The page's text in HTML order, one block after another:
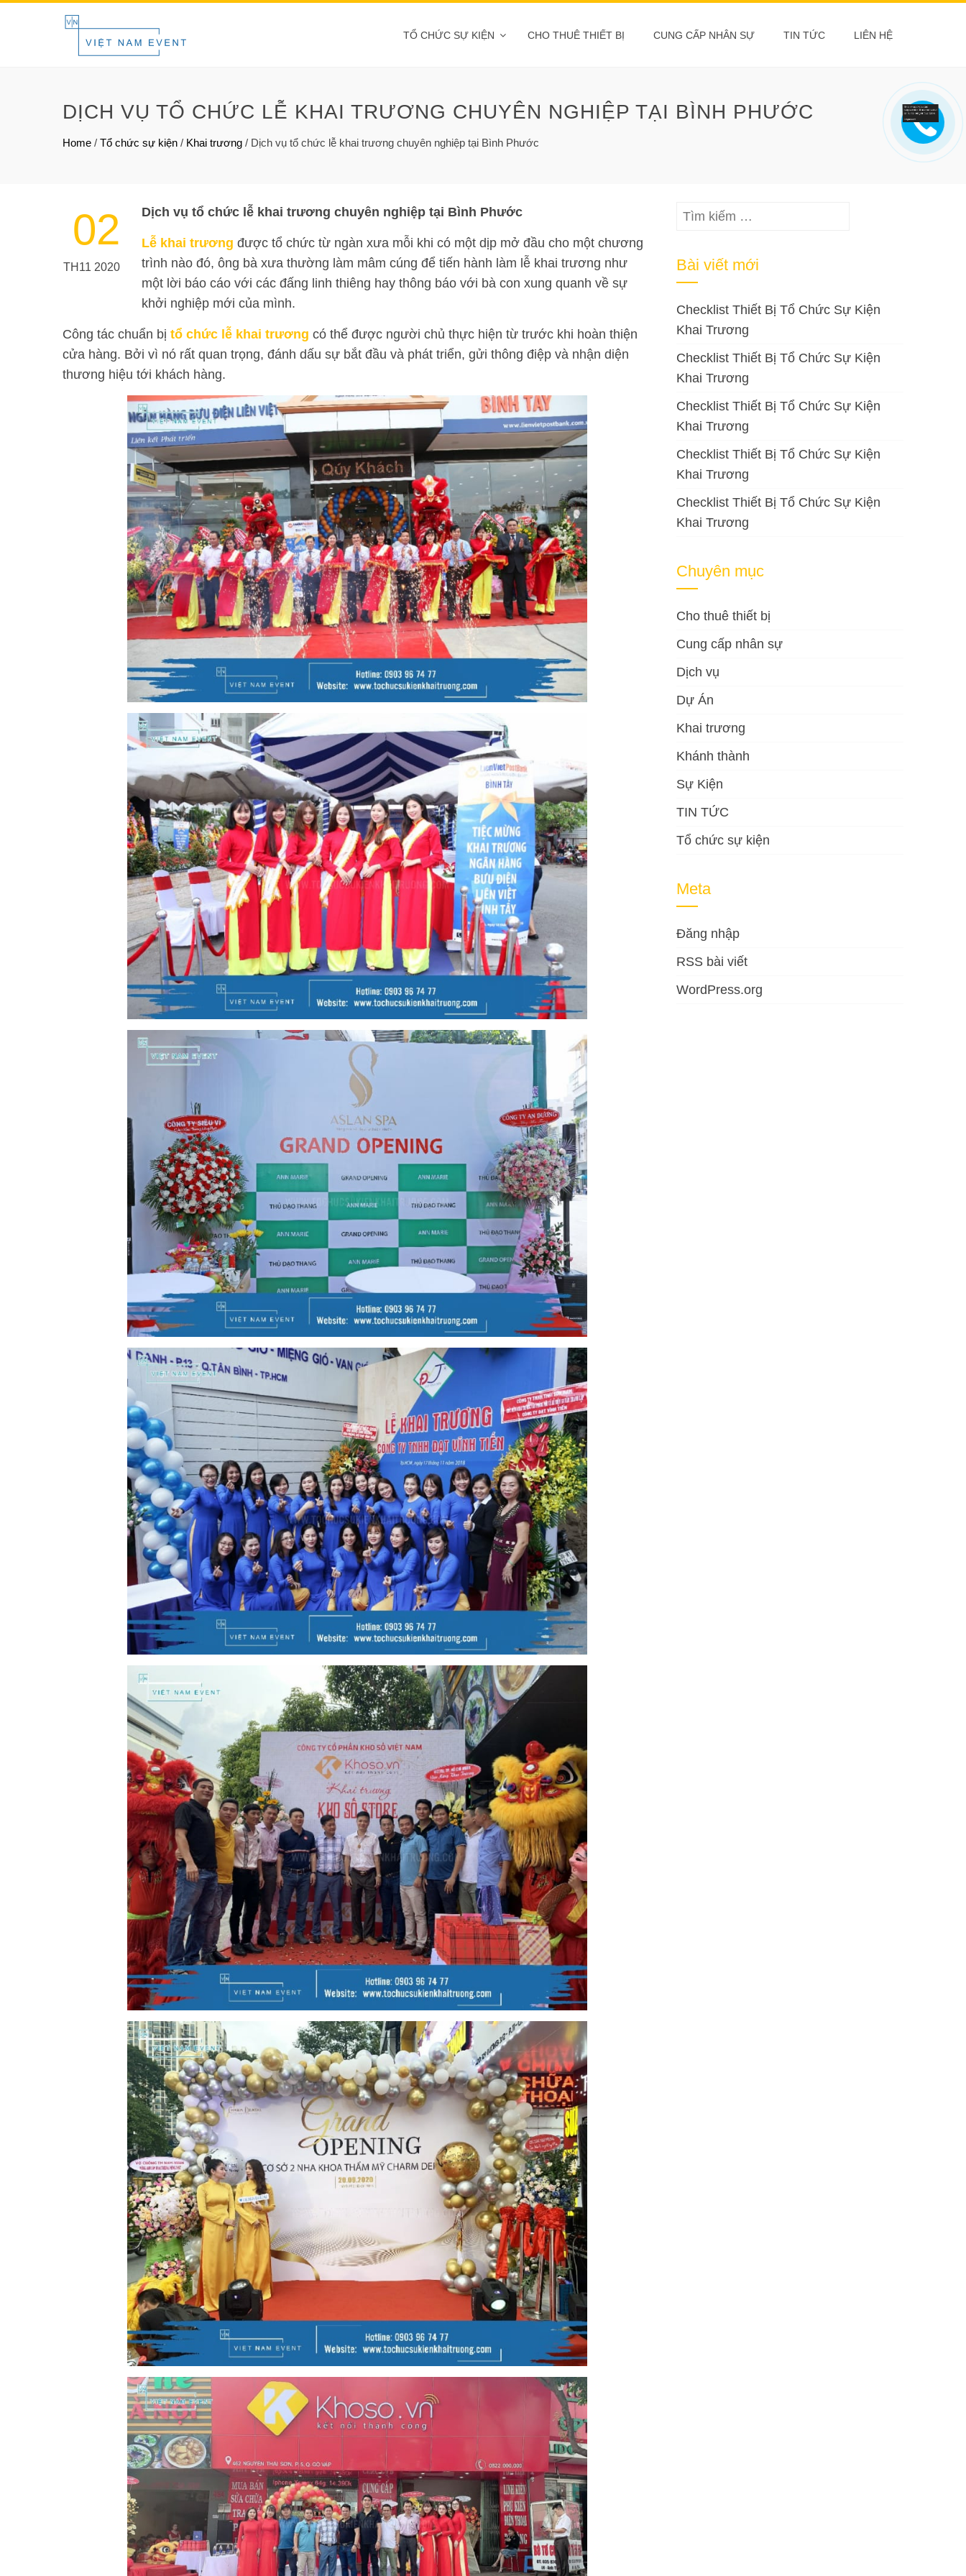
TỔ CHỨC SỰ KIỆN CHO THUÊ THIẾT BỊ CUNG CẤP NHÂN SỰ TIN TỨC LIÊN HỆ
DỊCH VỤ TỔ CHỨC LỄ KHAI TRƯƠNG CHUYÊN NGHIỆP TẠI BÌNH PHƯỚC
Home / Tổ chức sự kiện / Khai trương / Dịch vụ tổ chức lễ khai trương chuyên nghiệp tại Bình Phước
02
TH11 2020
Dịch vụ tổ chức lễ khai trương chuyên nghiệp tại Bình Phước
Lễ khai trương được tổ chức từ ngàn xưa mỗi khi có một dịp mở đầu cho một chương
trình nào đó, ông bà xưa thường làm mâm cúng để tiến hành làm lễ khai trương như
một lời báo cáo với các đấng linh thiêng hay thông báo với bà con xung quanh về sự
khởi nghiệp mới của mình.
Công tác chuẩn bị tổ chức lễ khai trương có thể được người chủ thực hiện từ trước khi hoàn thiện
cửa hàng. Bởi vì nó rất quan trọng, đánh dấu sự bắt đầu và phát triển, gửi thông điệp và nhận diện
thương hiệu tới khách hàng.
Tìm
Bài viết mới
Checklist Thiết Bị Tổ Chức Sự Kiện
Khai Trương
Checklist Thiết Bị Tổ Chức Sự Kiện
Khai Trương
Checklist Thiết Bị Tổ Chức Sự Kiện
Khai Trương
Checklist Thiết Bị Tổ Chức Sự Kiện
Khai Trương
Checklist Thiết Bị Tổ Chức Sự Kiện
Khai Trương
Chuyên mục
Cho thuê thiết bị
Cung cấp nhân sự
Dịch vụ
Dự Án
Khai trương
Khánh thành
Sự Kiện
TIN TỨC
Tổ chức sự kiện
Meta
Đăng nhập
RSS bài viết
WordPress.org